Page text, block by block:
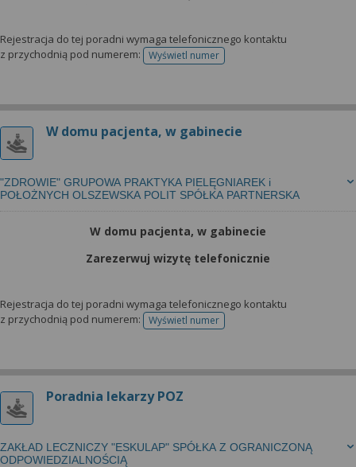
Rejestracja do tej poradni wymaga telefonicznego kontaktu
z przychodnią pod numerem:
Wyświetl numertelefonu do rejestracji
W domu pacjenta, w gabinecie
"ZDROWIE" GRUPOWA PRAKTYKA PIELĘGNIAREK i
POŁOŻNYCH OLSZEWSKA POLIT SPÓŁKA PARTNERSKA
W domu pacjenta, w gabinecie
Zarezerwuj wizytę telefonicznie
Rejestracja do tej poradni wymaga telefonicznego kontaktu
z przychodnią pod numerem:
Wyświetl numertelefonu do rejestracji
Poradnia lekarzy POZ
ZAKŁAD LECZNICZY "ESKULAP" SPÓŁKA Z OGRANICZONĄ
ODPOWIEDZIALNOŚCIĄ